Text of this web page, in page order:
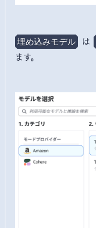
埋め込みモデル は
ます。